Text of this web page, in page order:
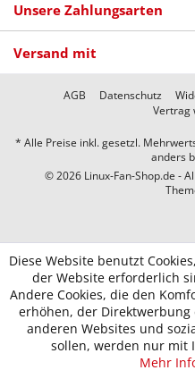
Unsere Zahlungsarten
Versand mit
AGB Datenschutz
Vertrag
* Alle Preise inkl. gesetzl.
anders
© 2026 Linux-Fan-Shop.de -
Diese Website benutzt
der Website erforderlich
Andere Cookies, die den
erhöhen, der
anderen Websites und
sollen, werden nur mit
Mehr